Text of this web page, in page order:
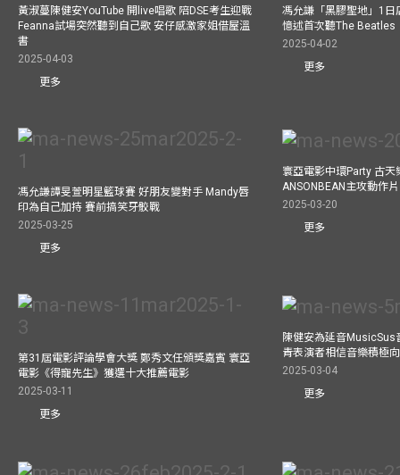
黃淑蔓陳健安YouTube 開live唱歌 陪DSE考生迎戰
Feanna試場突然聽到自己歌 安仔感激家姐借屋溫
書
2025-04-03
更多
馮允謙「黑膠聖地」1日
憶述首次聽The Beatles
2025-04-02
更多
馮允謙譚旻萱明星籃球賽 好朋友變對手 Mandy唇
印為自己加持 賽前搞笑牙骹戰
2025-03-25
更多
寰亞電影中環Party 古
ANSONBEAN主攻動作
2025-03-20
更多
第31屆電影評論學會大獎 鄭秀文任頒獎嘉賓 寰亞
電影《得寵先生》獲選十大推薦電影
2025-03-11
更多
陳健安為延音MusicSus
青表演者相信音樂積極
2025-03-04
更多